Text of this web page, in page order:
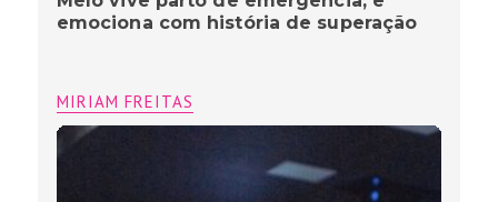
emociona com história de superação
MIRIAM FREITAS